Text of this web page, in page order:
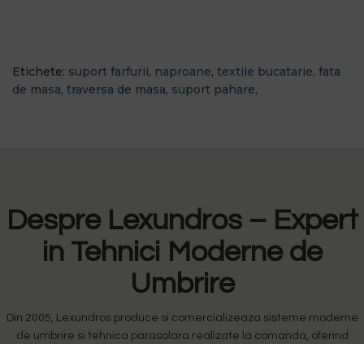
Etichete: suport farfurii, naproane, textile bucatarie, fata
de masa, traversa de masa, suport pahare,
Despre Lexundros – Expert
in Tehnici Moderne de
Umbrire
Din 2005, Lexundros produce si comercializeaza sisteme moderne
de umbrire si tehnica parasolara realizate la comanda, oferind